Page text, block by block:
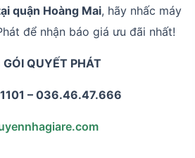
quận Hoàng Mai, hãy nhấc máy
để nhận báo giá ưu đãi nhất!
QUYẾT PHÁT
– 036.46.47.666